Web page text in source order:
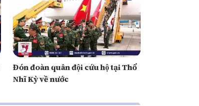
Đón đoàn quân đội cứu hộ tại Thổ
Nhĩ Kỳ về nước